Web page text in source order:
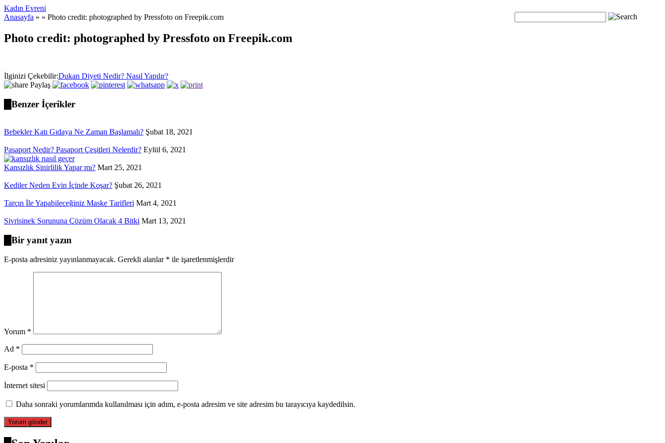
Kadın Evreni
Anasayfa » » Photo credit: photographed by Pressfoto on Freepik.com
Photo credit: photographed by Pressfoto on Freepik.com
İlginizi Çekebilir:Dukan Diyeti Nedir? Nasıl Yapılır?
Paylaş
Benzer İçerikler
Bebekler Katı Gıdaya Ne Zaman Başlamalı? Şubat 18, 2021
Pasaport Nedir? Pasaport Çeşitleri Nelerdir? Eylül 6, 2021
Kansızlık Sinirlilik Yapar mı? Mart 25, 2021
Kediler Neden Evin İçinde Koşar? Şubat 26, 2021
Tarçın İle Yapabileceğiniz Maske Tarifleri Mart 4, 2021
Sivrisinek Sorununa Çözüm Olacak 4 Bitki Mart 13, 2021
Bir yanıt yazın
E-posta adresiniz yayınlanmayacak. Gerekli alanlar * ile işaretlenmişlerdir
Yorum *
Ad *
E-posta *
İnternet sitesi
Daha sonraki yorumlarımda kullanılması için adım, e-posta adresim ve site adresim bu tarayıcıya kaydedilsin.